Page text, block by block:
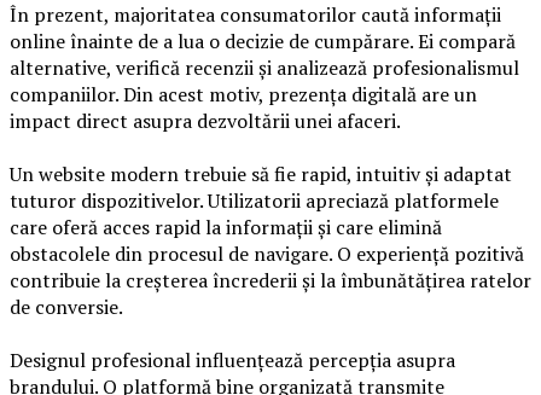
În prezent, majoritatea consumatorilor caută informații
online înainte de a lua o decizie de cumpărare. Ei compară
alternative, verifică recenzii și analizează profesionalismul
companiilor. Din acest motiv, prezența digitală are un
impact direct asupra dezvoltării unei afaceri.
Un website modern trebuie să fie rapid, intuitiv și adaptat
tuturor dispozitivelor. Utilizatorii apreciază platformele
care oferă acces rapid la informații și care elimină
obstacolele din procesul de navigare. O experiență pozitivă
contribuie la creșterea încrederii și la îmbunătățirea ratelor
de conversie.
Designul profesional influențează percepția asupra
brandului. O platformă bine organizată transmite